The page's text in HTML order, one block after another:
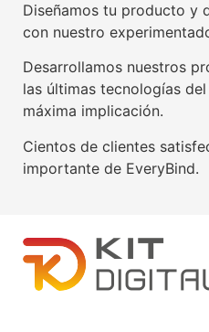
Diseñamos tu producto y
con nuestro
Desarrollamos nuestros
las últimas tecnologías
máxima implicación.
Cientos de clientes
importante de EveryBind.